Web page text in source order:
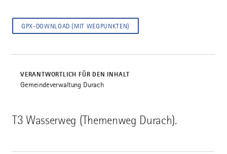
T3 Wasserweg (Themenweg Durach).
GPX-DOWNLOAD (MIT WEGPUNKTEN)
VERANTWORTLICH FÜR DEN INHALT
Gemeindeverwaltung Durach